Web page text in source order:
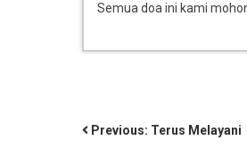
Semua doa ini kami
Previous: Terus Melayani